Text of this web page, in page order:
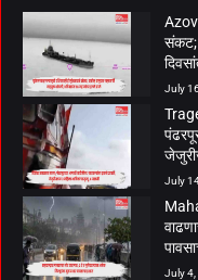
Azov
संकट;
July
July
July 4,